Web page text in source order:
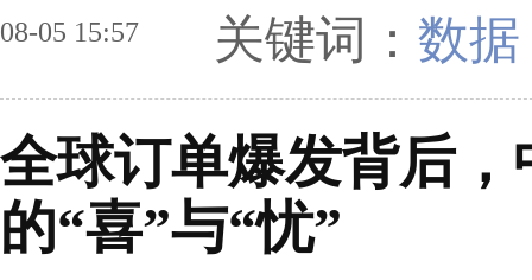
08-05 15:57 关键词： 数据
全球订单爆发背后
的“喜”与“忧”